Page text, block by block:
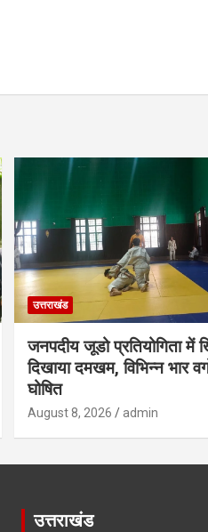
उत्तराखंड
जनपदीय जूडो प्रतियोगिता में
दिखाया दमखम, विभिन्न भार
घोषित
August 8, 2026 admin
उत्तराखंड